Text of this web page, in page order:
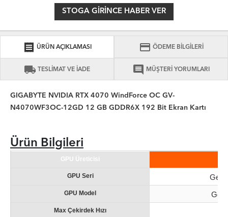
STOGA GIRINCE HABER VER
receipt ÜRÜN AÇIKLAMASI credit_card ÖDEME BİLGİLERİ
local_shipping TESLİMAT VE İADE comment MÜŞTERİ YORUMLARI
GIGABYTE NVIDIA RTX 4070 WindForce OC GV-
N4070WF3OC-12GD 12 GB GDDR6X 192 Bit Ekran Kartı
Ürün Bilgileri
GPU Üreticisi
GPU Seri
GPU Model
Max Çekirdek Hızı